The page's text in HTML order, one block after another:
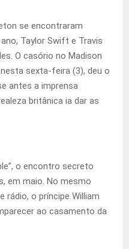
se encontraram
Taylor Swift e Travis
O casório no Madison
sexta-feira (3), deu o
antes a imprensa
britânica ia dar as
o encontro secreto
em maio. No mesmo
rádio, o príncipe William
ao casamento da